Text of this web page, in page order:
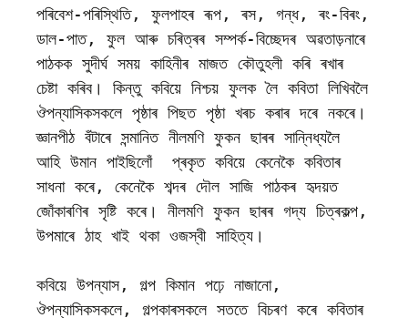
পৰিবেশ-পৰিস্থিতি, ফুলপাহৰ ৰূপ, ৰস, গন্ধ, ৰং-বিৰং,
ডাল-পাত, ফুল আৰু চৰিত্ৰৰ সম্পৰ্ক-বিচ্ছেদৰ অৱতাড়নাৰে
পাঠকক সুদীৰ্ঘ সময় কাহিনীৰ মাজত কৌতুহলী কৰি ৰখাৰ
চেষ্টা কৰিব। কিন্তু কবিয়ে নিশ্চয় ফুলক লৈ কবিতা লিখিবলৈ
ঔপন্যাসিকসকলে পৃষ্ঠাৰ পিছত পৃষ্ঠা খৰচ কৰাৰ দৰে নকৰে।
জ্ঞানপীঠ বঁটাৰে সন্মানিত নীলমণি ফুকন ছাৰৰ সান্নিধ্যলৈ
আহি উমান পাইছিলোঁ  প্ৰকৃত কবিয়ে কেনেকৈ কবিতাৰ
সাধনা কৰে, কেনেকৈ শব্দৰ দৌল সাজি পাঠকৰ হৃদয়ত
জোঁকাৰণিৰ সৃষ্টি কৰে। নীলমণি ফুকন ছাৰৰ গদ্য চিত্ৰকল্প,
উপমাৰে ঠাহ খাই থকা ওজস্বী সাহিত্য।
কবিয়ে উপন্যাস, গল্প কিমান পঢ়ে নাজানো,
ঔপন্যাসিকসকলে, গল্পকাৰসকলে সততে বিচৰণ কৰে কবিতাৰ